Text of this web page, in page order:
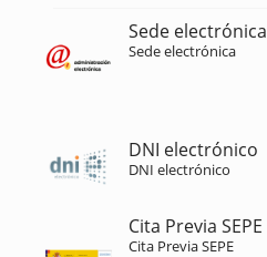
Sede electrónica
Sede electrónica
DNI electrónico
DNI electrónico
Cita Previa SEPE
Cita Previa SEPE